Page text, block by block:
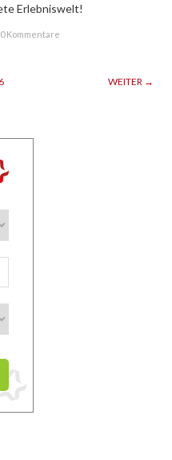
Erlebniswelt!
0 Kommentare
6 WEITER →